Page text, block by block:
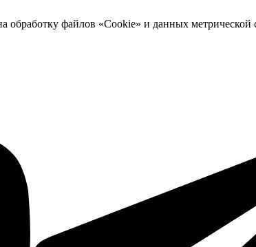
обработку файлов «Cookie» и данных